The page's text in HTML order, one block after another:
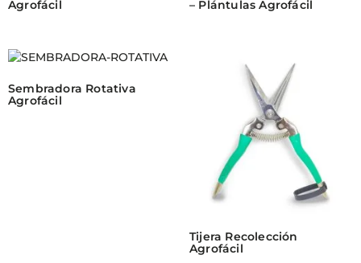
Agrofácil
– Plántulas Agrofácil
Sembradora Rotativa
Agrofácil
Tijera Recolección
Agrofácil